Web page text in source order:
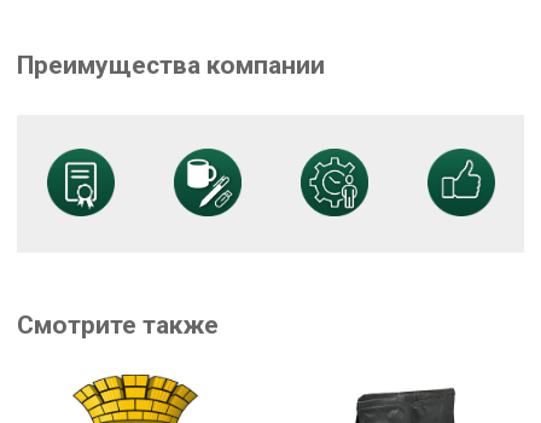
Преимущества компании
Смотрите также